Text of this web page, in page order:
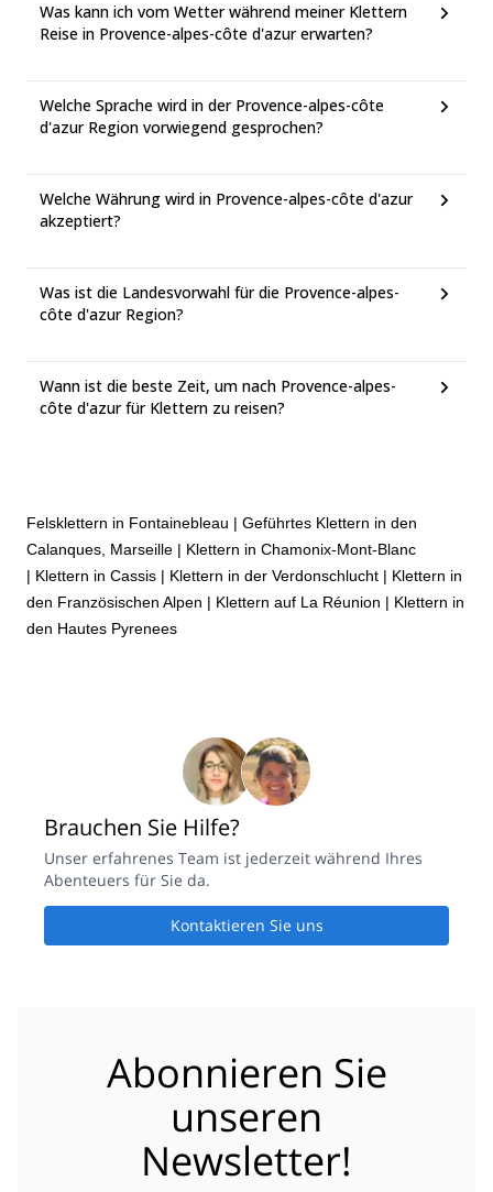
Was kann ich vom Wetter während meiner Klettern
Reise in Provence-alpes-côte d'azur erwarten?
Welche Sprache wird in der Provence-alpes-côte
d'azur Region vorwiegend gesprochen?
Welche Währung wird in Provence-alpes-côte d'azur
akzeptiert?
Was ist die Landesvorwahl für die Provence-alpes-
côte d'azur Region?
Wann ist die beste Zeit, um nach Provence-alpes-
côte d'azur für Klettern zu reisen?
Felsklettern in Fontainebleau | Geführtes Klettern in den
Calanques, Marseille | Klettern in Chamonix-Mont-Blanc
| Klettern in Cassis | Klettern in der Verdonschlucht | Klettern in
den Französischen Alpen | Klettern auf La Réunion | Klettern in
den Hautes Pyrenees
Brauchen Sie Hilfe?
Unser erfahrenes Team ist jederzeit während Ihres
Abenteuers für Sie da.
Kontaktieren Sie uns
Abonnieren Sie
unseren
Newsletter!